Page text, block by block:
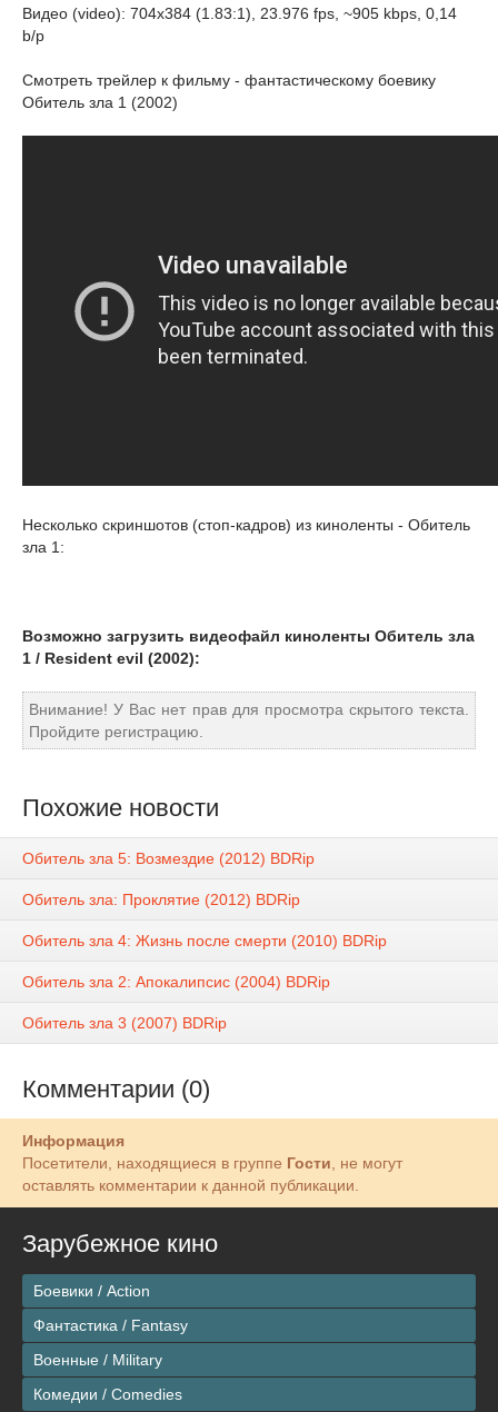
Видео (video): 704х384 (1.83:1), 23.976 fps, ~905 kbps, 0,14
b/p
Смотреть трейлер к фильму - фантастическому боевику
Обитель зла 1 (2002)
Несколько скриншотов (стоп-кадров) из киноленты - Обитель
зла 1:
Возможно загрузить видеофайл киноленты Обитель зла
1 / Resident evil (2002):
Внимание! У Вас нет прав для просмотра скрытого текста.
Пройдите регистрацию.
Похожие новости
Обитель зла 5: Возмездие (2012) ВDRір
Обитель зла: Проклятие (2012) ВDRір
Обитель зла 4: Жизнь после смерти (2010) ВDRір
Обитель зла 2: Апокалипсис (2004) ВDRір
Обитель зла 3 (2007) ВDRір
Комментарии (0)
Информация
Посетители, находящиеся в группе Гости, не могут
оставлять комментарии к данной публикации.
Зарубежное кино
Боевики / Action
Фантастика / Fantasy
Военные / Military
Комедии / Comedies